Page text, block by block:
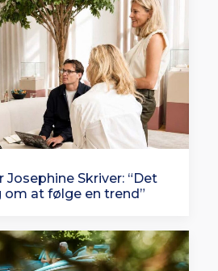
Skriver: “Det
om at følge en trend”